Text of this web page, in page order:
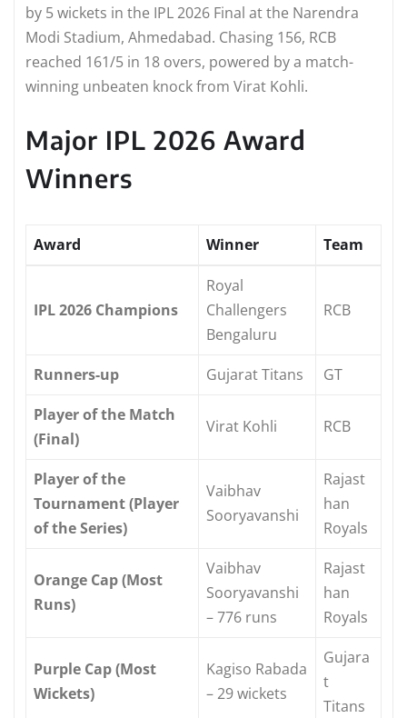
by 5 wickets in the IPL 2026 Final at the Narendra
Modi Stadium, Ahmedabad. Chasing 156, RCB
reached 161/5 in 18 overs, powered by a match-
winning unbeaten knock from Virat Kohli.
Major IPL 2026 Award
Winners
Award Winner Team
IPL 2026 Champions
Royal
Challengers
Bengaluru
RCB
Runners-up Gujarat Titans
GT
Player of the Match
(Final)
Virat Kohli RCB
Player of the
Tournament (Player
of the Series)
Vaibhav
Sooryavanshi
Rajast
han
Royals
Orange Cap (Most
Runs)
Vaibhav
Sooryavanshi
– 776 runs
Rajast
han
Royals
Purple Cap (Most
Wickets)
Kagiso Rabada
– 29 wickets
Gujara
t
Titans